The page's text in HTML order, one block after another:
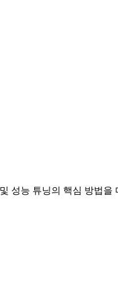
성능 튜닝의 핵심 방법